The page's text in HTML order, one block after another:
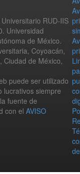
RUD-IIS
Universidad
de México.
Coyoacán,
Ciudad de México,
puede ser utilizado
lucrativos siempre
fuente de
con el AVISO